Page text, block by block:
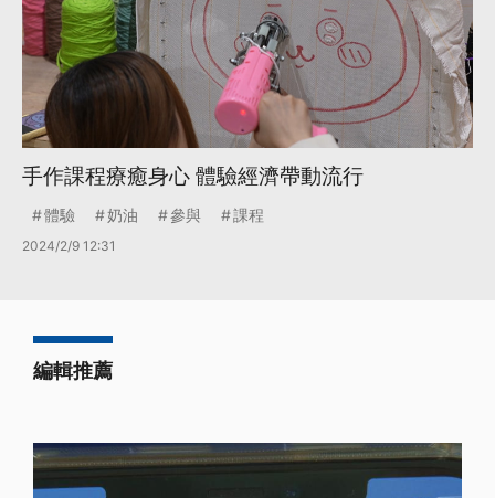
手作課程療癒身心 體驗經濟帶動流行
體驗 奶油 參與 課程
2024/2/9 12:31
編輯推薦